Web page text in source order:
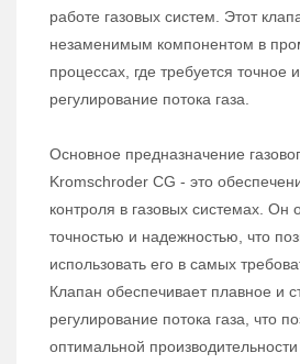
работе газовых систем. Этот
незаменимым компонентом в
процессах, где требуется точное
регулирование потока газа.
Основное предназначение
Kromschroder CG - это
контроля в газовых системах. Он
точностью и надежностью, что
использовать его в самых
Клапан обеспечивает плавное и
регулирование потока газа, что
оптимальной